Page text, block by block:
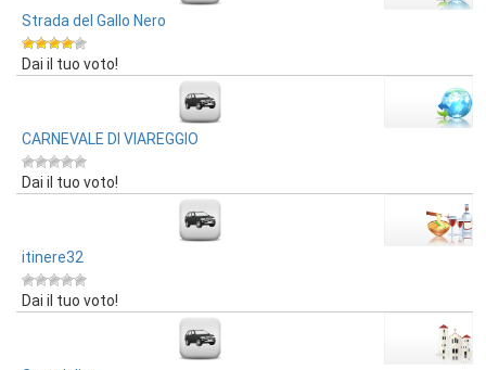
Strada del Gallo Nero
Dai il tuo voto!
CARNEVALE DI VIAREGGIO
Dai il tuo voto!
itinere32
Dai il tuo voto!